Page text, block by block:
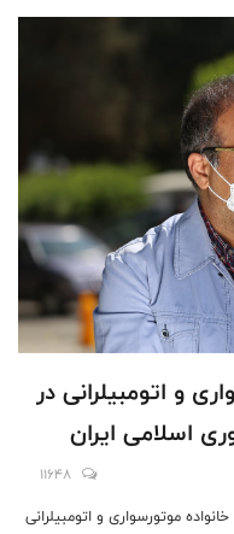
و اتومبیلرانی در
اسلامی ایران
11648
موتورسواری و اتومبیلرانی